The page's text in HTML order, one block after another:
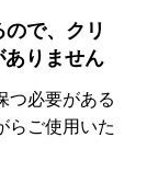
で、クリ
ありません
つ必要がある
らご使用いた